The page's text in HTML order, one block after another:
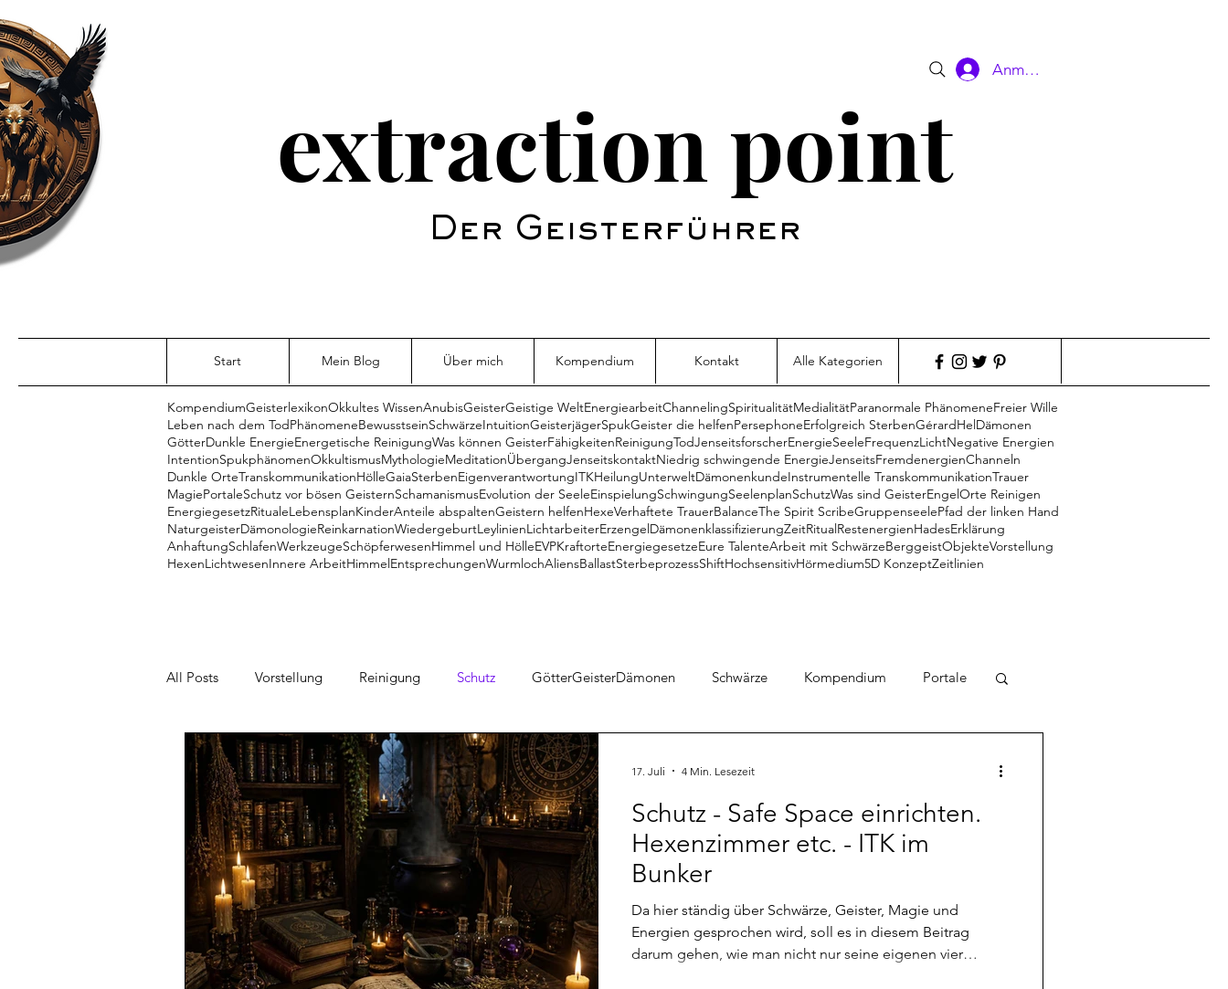
extraction point
Der Geisterführer
Anmelden
Start Mein Blog Über mich Kompendium Kontakt Alle Kategorien
KompendiumGeisterlexikonOkkultes WissenAnubisGeisterGeistige WeltEnergiearbeitChannelingSpiritualitätMedialitätParanormale PhänomeneFreier Wille
Leben nach dem TodPhänomeneBewusstseinSchwärzeIntuitionGeisterjägerSpukGeister die helfenPersephoneErfolgreich SterbenGérardHelDämonen
GötterDunkle EnergieEnergetische ReinigungWas können GeisterFähigkeitenReinigungTodJenseitsforscherEnergieSeeleFrequenzLichtNegative Energien
IntentionSpukphänomenOkkultismusMythologieMeditationÜbergangJenseitskontaktNiedrig schwingende EnergieJenseitsFremdenergienChanneln
Dunkle OrteTranskommunikationHölleGaiaSterbenEigenverantwortungITKHeilungUnterweltDämonenkundeInstrumentelle TranskommunikationTrauer
MagiePortaleSchutz vor bösen GeisternSchamanismusEvolution der SeeleEinspielungSchwingungSeelenplanSchutzWas sind GeisterEngelOrte Reinigen
EnergiegesetzRitualeLebensplanKinderAnteile abspaltenGeistern helfenHexeVerhaftete TrauerBalanceThe Spirit ScribeGruppenseelePfad der linken Hand
NaturgeisterDämonologieReinkarnationWiedergeburtLeylinienLichtarbeiterErzengelDämonenklassifizierungZeitRitualRestenergienHadesErklärung
AnhaftungSchlafenWerkzeugeSchöpferwesenHimmel und HölleEVPKraftorteEnergiegesetzeEure TalenteArbeit mit SchwärzeBerggeistObjekteVorstellung
HexenLichtwesenInnere ArbeitHimmelEntsprechungenWurmlochAliensBallastSterbeprozessShiftHochsensitivHörmedium5D KonzeptZeitlinien
All Posts Vorstellung Reinigung Schutz GötterGeisterDämonen Schwärze Kompendium Portale
Talente Dämonen Meine Meinung Objekte Geister
Aliens Mythologie Persephone Special Übergang Meditation UNA Phänomene
Rituale Geomantie Tiere Trauer Spuk Aspekte
Schutz - Safe Space einrichten.
Hexenzimmer etc. - ITK im
Bunker
Da hier ständig über Schwärze, Geister, Magie und
Energien gesprochen wird, soll es in diesem Beitrag
darum gehen, wie man nicht nur seine eigenen vier
17. Juli 4 Min. Lesezeit